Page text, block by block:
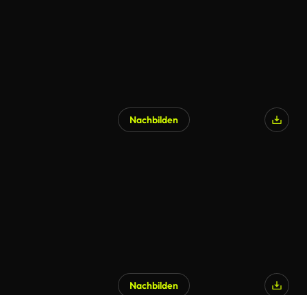
Nachbilden
Nachbilden